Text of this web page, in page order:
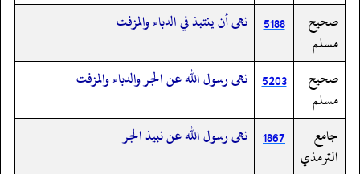
صحيح
مسلم
5188 نهى أن ينتبذ في الدباء والمزفت
صحيح
مسلم
5203 نهى رسول الله عن الجر والدباء والمزفت
جامع
الترمذي
1867 نهى رسول الله عن نبيذ الجر